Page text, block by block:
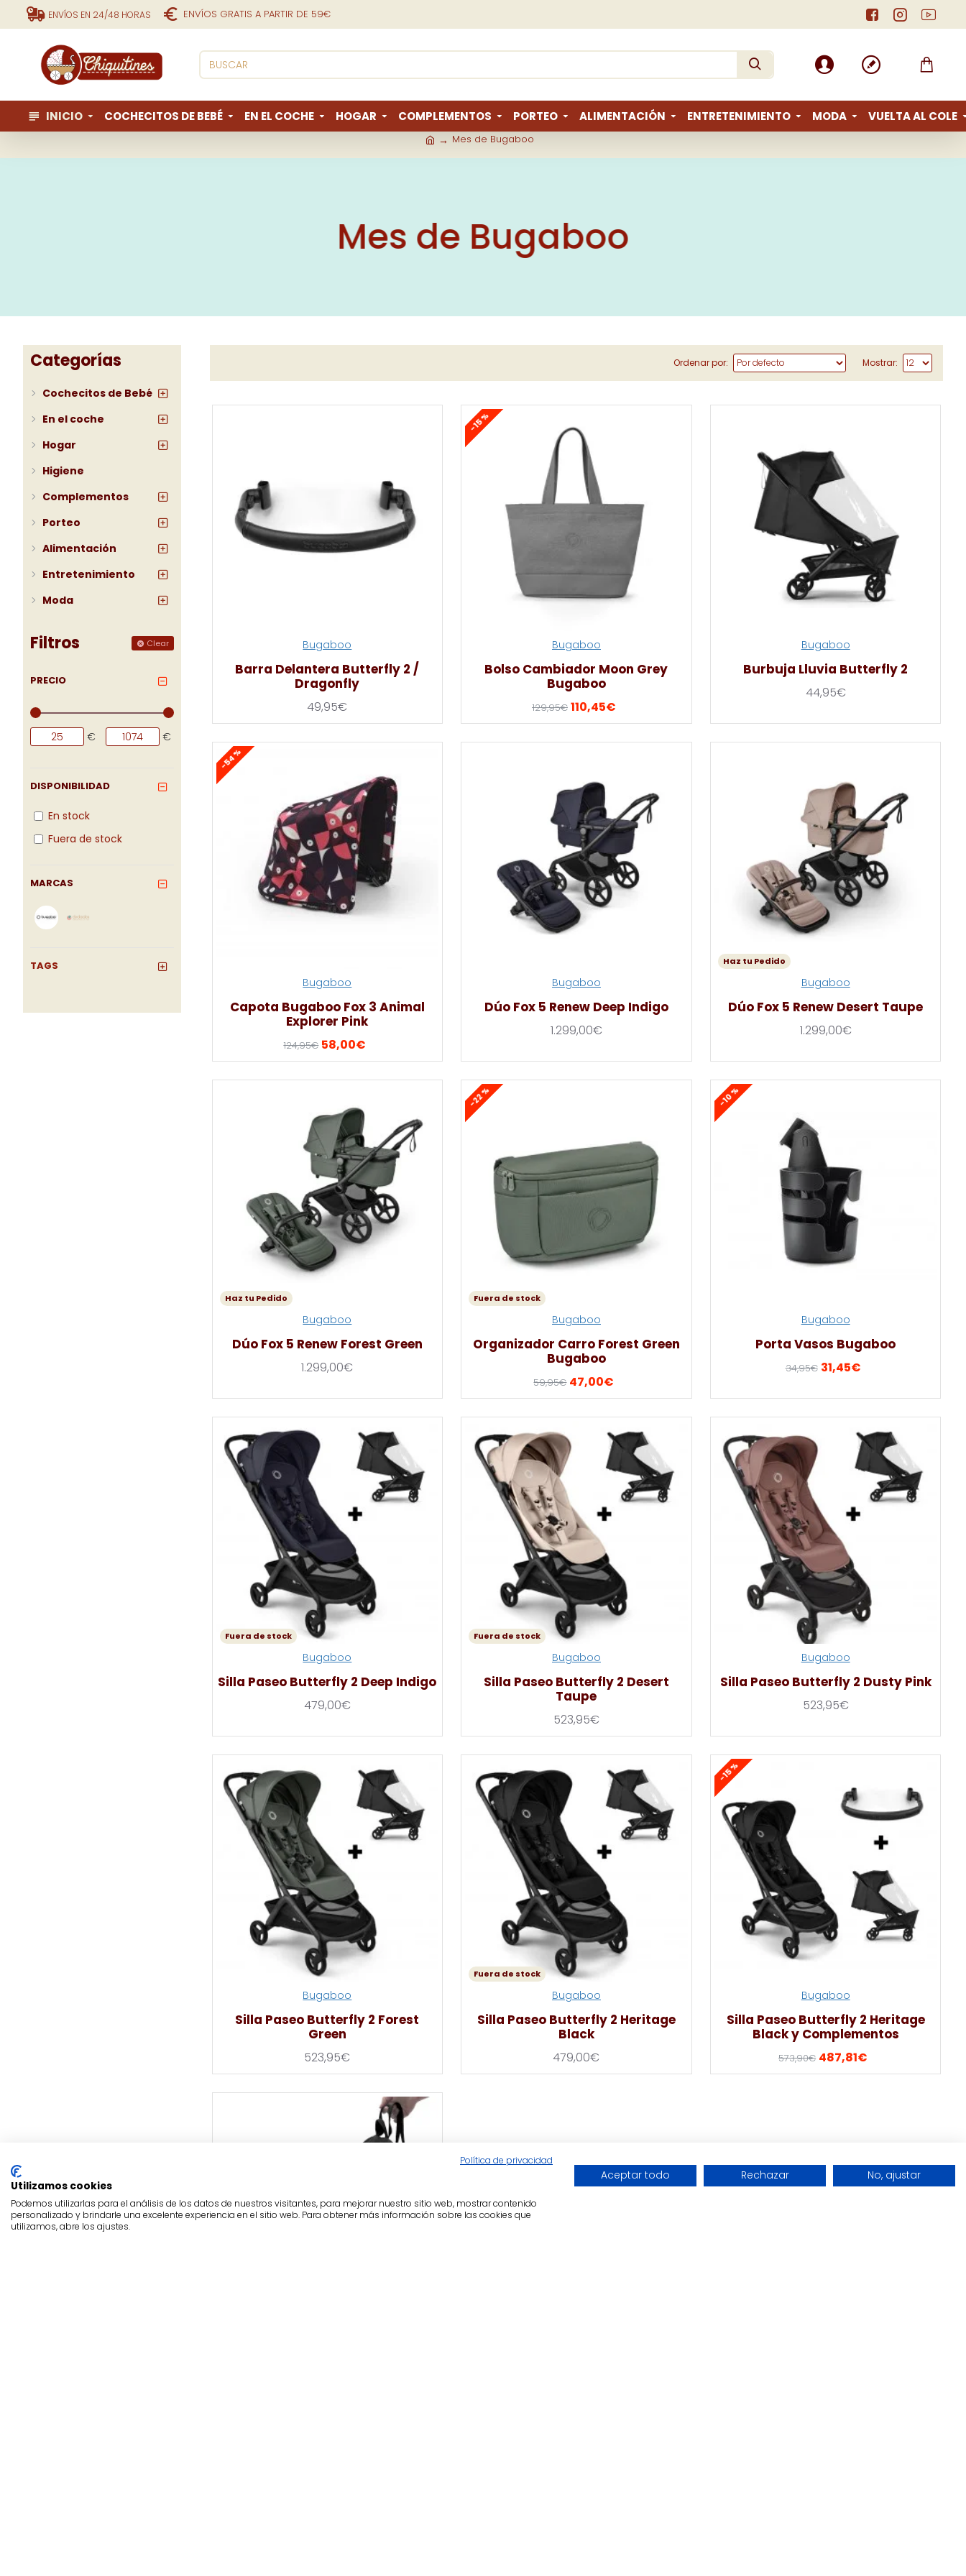
ENVÍOS EN 24/48 HORAS ENVÍOS GRATIS A PARTIR DE 59€
INICIO COCHECITOS DE BEBÉ EN EL COCHE HOGAR COMPLEMENTOS PORTEO ALIMENTACIÓN ENTRETENIMIENTO MODA VUELTA AL COLE
Mes de Bugaboo
Mes de Bugaboo
Categorías
Cochecitos de Bebé
En el coche
Hogar
Higiene
Complementos
Porteo
Alimentación
Entretenimiento
Moda
Filtros Clear
PRECIO
€ €
MARCAS
TAGS
DISPONIBILIDAD
En stock
Fuera de stock
Ordenar por: Mostrar:
Bugaboo
Barra Delantera Butterfly 2 /
Dragonfly
49,95€
-15 %
Bugaboo
Bolso Cambiador Moon Grey
Bugaboo
129,95€ 110,45€
Bugaboo
Burbuja Lluvia Butterfly 2
44,95€
-54 %
Bugaboo
Capota Bugaboo Fox 3 Animal
Explorer Pink
124,95€ 58,00€
Bugaboo
Dúo Fox 5 Renew Deep Indigo
1.299,00€
Haz tu Pedido
Bugaboo
Dúo Fox 5 Renew Desert Taupe
1.299,00€
Haz tu Pedido
Bugaboo
Dúo Fox 5 Renew Forest Green
1.299,00€
-22 %
Fuera de stock
Bugaboo
Organizador Carro Forest Green
Bugaboo
59,95€ 47,00€
-10 %
Bugaboo
Porta Vasos Bugaboo
34,95€ 31,45€
Fuera de stock
Bugaboo
Silla Paseo Butterfly 2 Deep Indigo
479,00€
Fuera de stock
Bugaboo
Silla Paseo Butterfly 2 Desert
Taupe
523,95€
Bugaboo
Silla Paseo Butterfly 2 Dusty Pink
523,95€
Bugaboo
Silla Paseo Butterfly 2 Forest
Green
523,95€
Fuera de stock
Bugaboo
Silla Paseo Butterfly 2 Heritage
Black
479,00€
-15 %
Bugaboo
Silla Paseo Butterfly 2 Heritage
Black y Complementos
573,90€ 487,81€
Política de privacidad
Utilizamos cookies
Podemos utilizarlas para el análisis de los datos de nuestros visitantes, para mejorar nuestro sitio web, mostrar contenido
personalizado y brindarle una excelente experiencia en el sitio web. Para obtener más información sobre las cookies que
utilizamos, abre los ajustes.
Aceptar todo Rechazar No, ajustar